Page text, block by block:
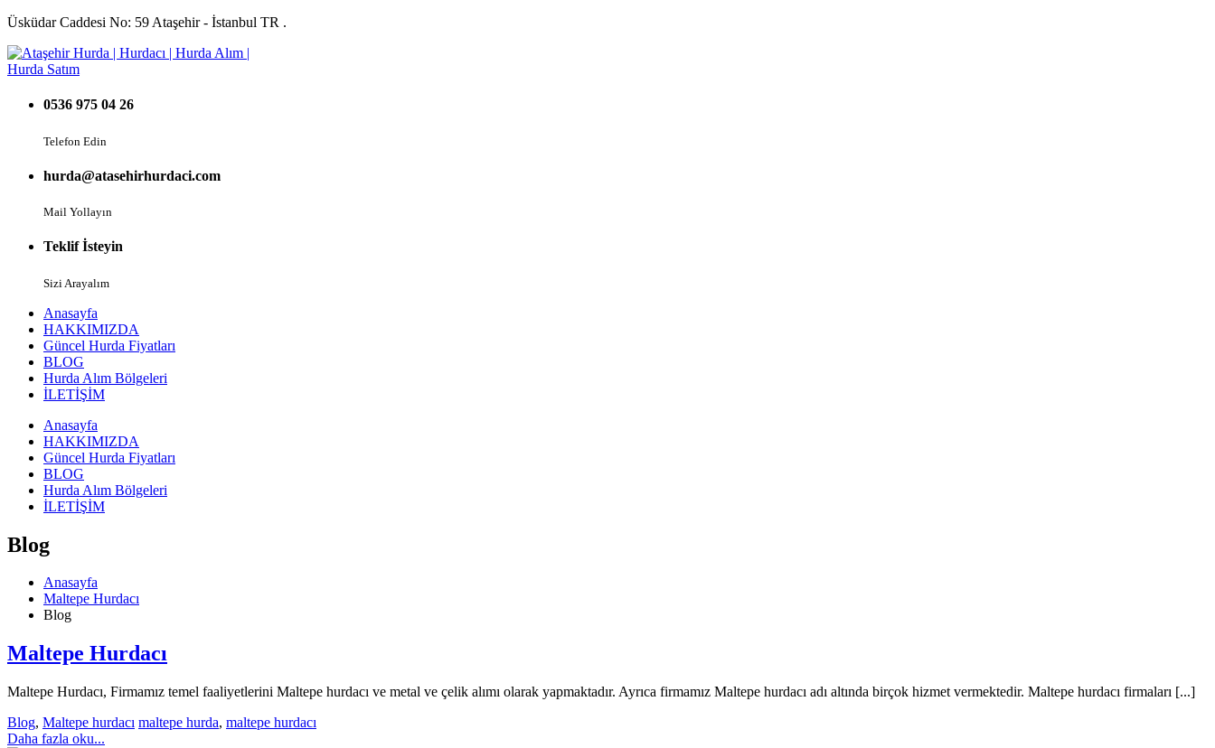
Üsküdar Caddesi No: 59 Ataşehir - İstanbul TR .
0536 975 04 26
Telefon Edin
hurda@atasehirhurdaci.com
Mail Yollayın
Teklif İsteyin
Sizi Arayalım
Anasayfa
HAKKIMIZDA
Güncel Hurda Fiyatları
BLOG
Hurda Alım Bölgeleri
İLETİŞİM
Anasayfa
HAKKIMIZDA
Güncel Hurda Fiyatları
BLOG
Hurda Alım Bölgeleri
İLETİŞİM
Blog
Anasayfa
Maltepe Hurdacı
Blog
Maltepe Hurdacı
Maltepe Hurdacı, Firmamız temel faaliyetlerini Maltepe hurdacı ve metal ve çelik alımı olarak yapmaktadır. Ayrıca firmamız Maltepe hurdacı adı altında birçok hizmet vermektedir. Maltepe hurdacı firmaları [...]
Blog, Maltepe hurdacı maltepe hurda, maltepe hurdacı
Daha fazla oku...